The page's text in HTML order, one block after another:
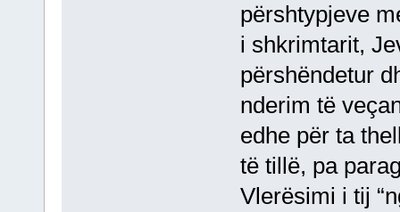
përshtypjeve
i shkrimtarit,
përshëndetur
nderim të
edhe për ta
të tillë, pa
Vlerësimi i tij